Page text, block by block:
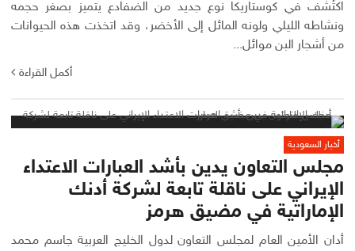
اكتُشف في كوستاريكا نوع جديد من الضفادع يتميز بصغر حجمه
ونشاطه الليلي ولونه المائل إلى الأخضر، وقد اتخذت هذه الحيوانات
من أشجار البن موائل...
أكمل القراءة
أخبار السعودية
مجلس التعاون يدين بأشد العبارات الاعتداء
الإيراني على ناقلة تابعة لشركة أدنك
الإماراتية في مضيق هرمز
أدان الأمين العام لمجلس التعاون لدول الخليج العربية جاسم محمد